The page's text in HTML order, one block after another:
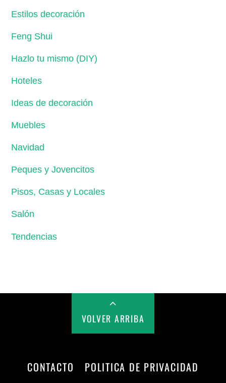
Estilos decoración
Feng Shui
Hazlo tu mismo (DIY)
Hoteles
Ideas de decoración
Muebles
Navidad
Peques y Jovencitos
Pisos, Casas y Locales
Salón
Tendencias
VOLVER ARRIBA
CONTACTO POLITICA DE PRIVACIDAD